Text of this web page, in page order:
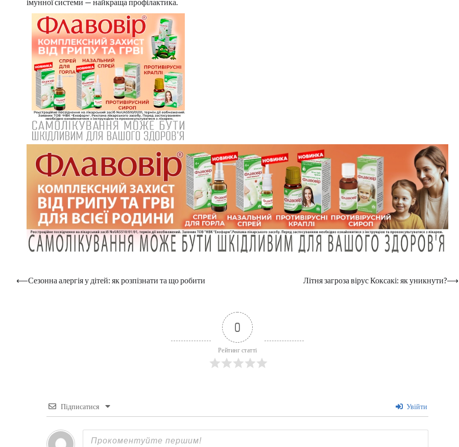
Навігація
⟵Сезонна алергія у дітей: як розпізнати та що робити Літня загроза вірус Коксакі: як уникнути?⟶
0
Рейтинг статті
Підписатися Увійти